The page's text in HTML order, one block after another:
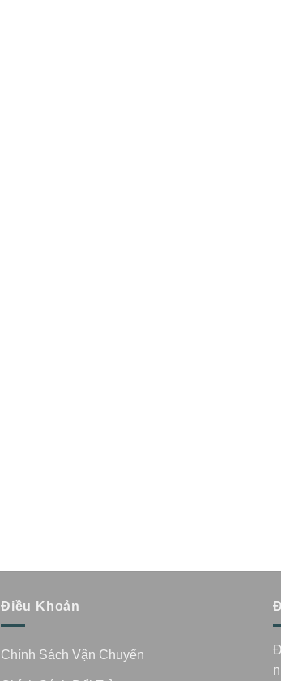
Điều Khoản
Chính Sách Vận Chuyển